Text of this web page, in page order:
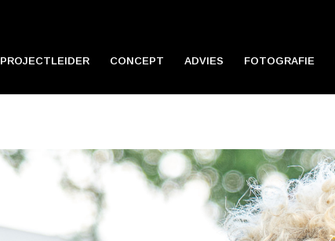
PROJECTLEIDER CONCEPT ADVIES FOTOGRAFIE